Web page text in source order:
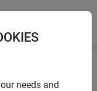
verre à la coupe
needs and